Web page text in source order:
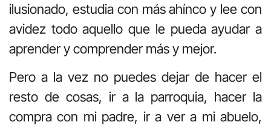
ilusionado, estudia con más ahínco y lee con
avidez todo aquello que le pueda ayudar a
aprender y comprender más y mejor.
Pero a la vez no puedes dejar de hacer el
resto de cosas, ir a la parroquia, hacer la
compra con mi padre, ir a ver a mi abuelo,